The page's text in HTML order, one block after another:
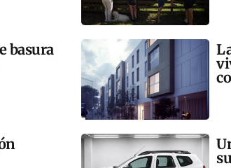
basura